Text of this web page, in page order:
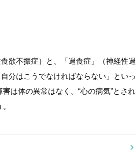
欲不振症）と、「過食症」（神経性過
分はこうでなければならない」といっ
は体の異常はなく、“心の病気”とされ